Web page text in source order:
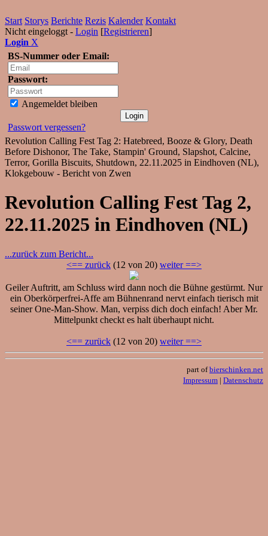
Start Storys Berichte Rezis Kalender Kontakt
Nicht eingeloggt - Login [Registrieren]
Login X
BS-Nummer oder Email:
Passwort:
Angemeldet bleiben
Passwort vergessen?
Revolution Calling Fest Tag 2: Hatebreed, Booze & Glory, Death
Before Dishonor, The Take, Stampin' Ground, Slapshot, Calcine,
Terror, Gorilla Biscuits, Shutdown, 22.11.2025 in Eindhoven (NL),
Klokgebouw - Bericht von Zwen
Revolution Calling Fest Tag 2,
22.11.2025 in Eindhoven (NL)
...zurück zum Bericht...
<== zurück (12 von 20) weiter ==>
Geiler Auftritt, am Schluss wird dann noch die Bühne gestürmt. Nur
ein Oberkörperfrei-Affe am Bühnenrand nervt einfach tierisch mit
seiner One-Man-Show. Man, verpiss dich doch einfach! Aber Mr.
Mittelpunkt checkt es halt überhaupt nicht.
<== zurück (12 von 20) weiter ==>
part ofbierschinken.net
Impressum | Datenschutz